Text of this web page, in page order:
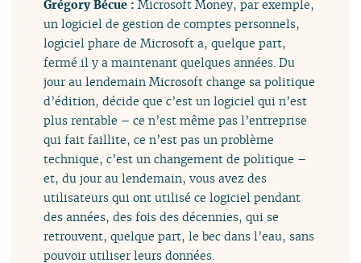
Grégory Bécue :Microsoft Money, par exemple,
un logiciel de gestion de comptes personnels,
logiciel phare de Microsoft a, quelque part,
fermé il y a maintenant quelques années. Du
jour au lendemain Microsoft change sa politique
d’édition, décide que c’est un logiciel qui n’est
plus rentable – ce n’est même pas l’entreprise
qui fait faillite, ce n’est pas un problème
technique, c’est un changement de politique –
et, du jour au lendemain, vous avez des
utilisateurs qui ont utilisé ce logiciel pendant
des années, des fois des décennies, qui se
retrouvent, quelque part, le bec dans l’eau, sans
pouvoir utiliser leurs données.